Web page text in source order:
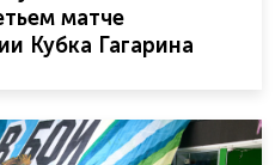
матче
Кубка Гагарина